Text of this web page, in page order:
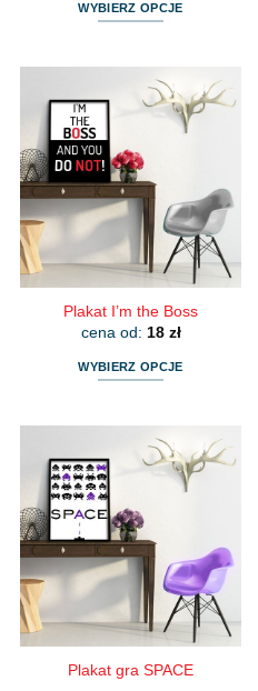
WYBIERZ OPCJE
wiele
wariantów.
Opcje
można
wybrać
na
stronie
produktu
Plakat I’m the Boss
cena od: 18 zł
WYBIERZ OPCJE
wiele
wariantów.
Opcje
można
wybrać
na
stronie
produktu
Plakat gra SPACE